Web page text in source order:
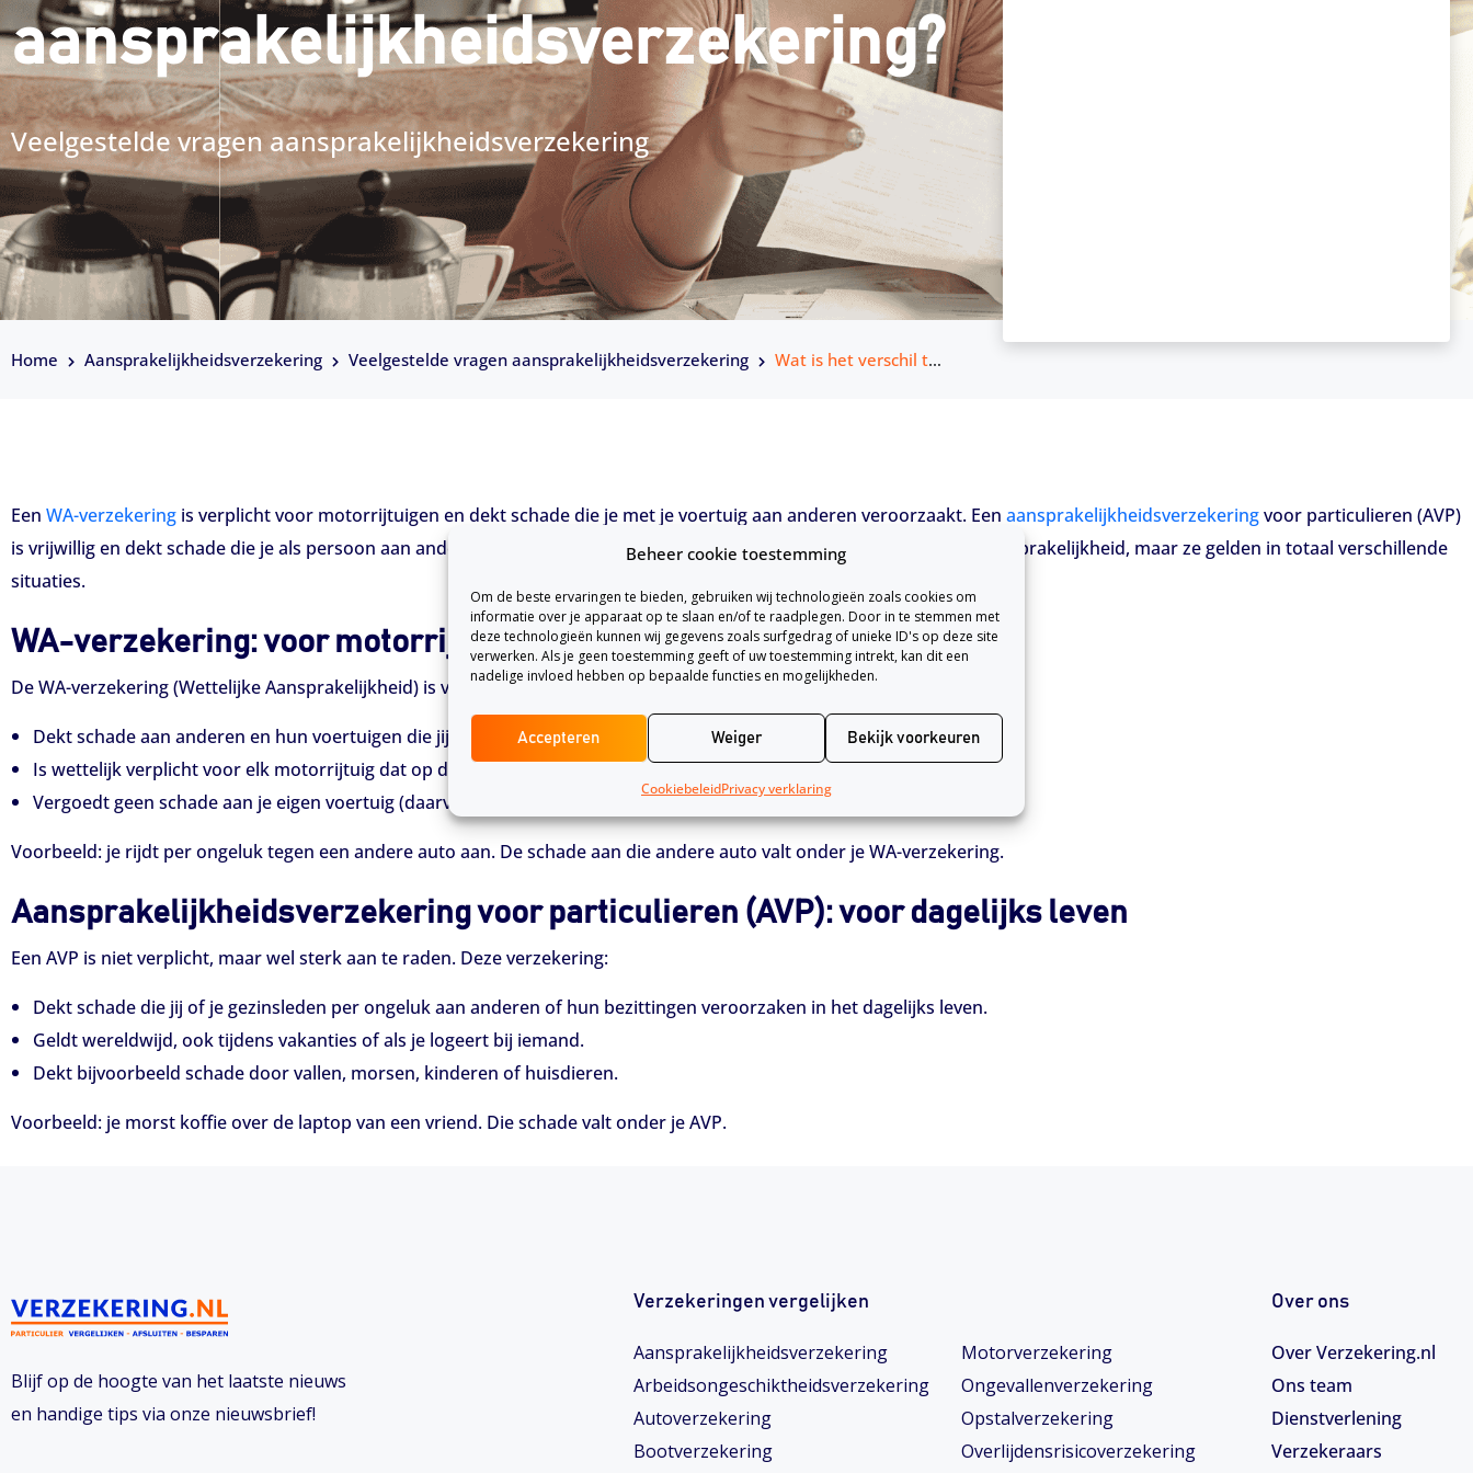
Beheer cookie toestemming
Om de beste ervaringen te bieden, gebruiken wij technologieën zoals cookies om
informatie over je apparaat op te slaan en/of te raadplegen. Door in te stemmen met
deze technologieën kunnen wij gegevens zoals surfgedrag of unieke ID's op deze site
verwerken. Als je geen toestemming geeft of uw toestemming intrekt, kan dit een
nadelige invloed hebben op bepaalde functies en mogelijkheden.
Accepteren Weiger Bekijk voorkeuren
CookiebeleidPrivacy verklaring
aansprakelijkheidsverzekering?
Veelgestelde vragen aansprakelijkheidsverzekering
Home Aansprakelijkheidsverzekering Veelgestelde vragen aansprakelijkheidsverzekering Wat is het verschil tussen een WA en een aansprakelijkheidsverzekering?
Een WA-verzekering is verplicht voor motorrijtuigen en dekt schade die je met je voertuig aan anderen veroorzaakt. Een aansprakelijkheidsverzekeringvoor particulieren (AVP)
is vrijwillig en dekt schade die je als persoon aan anderen of hun spullen toebrengt. Beide verzekeringen draaien om aansprakelijkheid, maar ze gelden in totaal verschillende
situaties.
WA-verzekering: voor motorrijtuigen
De WA-verzekering (Wettelijke Aansprakelijkheid) is verplicht als je een auto, scooter of motor hebt. Deze verzekering:
Dekt schade aan anderen en hun voertuigen die jij veroorzaakt met je eigen voertuig.
Is wettelijk verplicht voor elk motorrijtuig dat op de openbare weg komt.
Vergoedt geen schade aan je eigen voertuig (daarvoor heb je een beperkt casco of all risk verzekering nodig).
Voorbeeld: je rijdt per ongeluk tegen een andere auto aan. De schade aan die andere auto valt onder je WA-verzekering.
Aansprakelijkheidsverzekering voor particulieren (AVP): voor dagelijks leven
Een AVP is niet verplicht, maar wel sterk aan te raden. Deze verzekering:
Dekt schade die jij of je gezinsleden per ongeluk aan anderen of hun bezittingen veroorzaken in het dagelijks leven.
Geldt wereldwijd, ook tijdens vakanties of als je logeert bij iemand.
Dekt bijvoorbeeld schade door vallen, morsen, kinderen of huisdieren.
Voorbeeld: je morst koffie over de laptop van een vriend. Die schade valt onder je AVP.
Blijf op de hoogte van het laatste nieuws
en handige tips via onze nieuwsbrief!
Verzekeringen vergelijken
Aansprakelijkheidsverzekering
Arbeidsongeschiktheids­­verzekering
Autoverzekering
Bootverzekering
Motorverzekering
Ongevallenverzekering
Opstalverzekering
Overlijdensrisicoverzekering
Over ons
Over Verzekering.nl
Ons team
Dienstverlening
Verzekeraars